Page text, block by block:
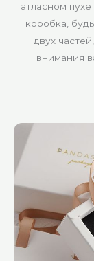
атласном
коробка,
двух
внимания